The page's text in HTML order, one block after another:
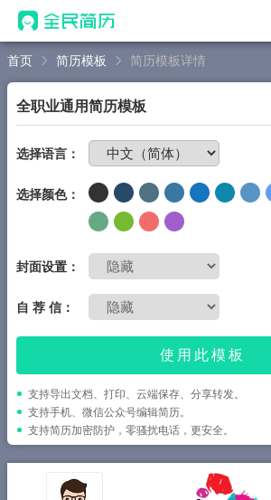
首页
AI 简历工具
AI 优化简历
AI 翻译简历
AI 诊断简历
AI 模拟面试
面试自我介绍
简历教程
登录 / 注册
首页 简历模板 简历模板详情
全职业通用简历模板
选择语言：
选择颜色：
封面设置：
自 荐 信：
使用此模板
支持导出文档、打印、云端保存、分享转发。
支持手机、微信公众号编辑简历。
支持简历加密防护，零骚扰电话，更安全。